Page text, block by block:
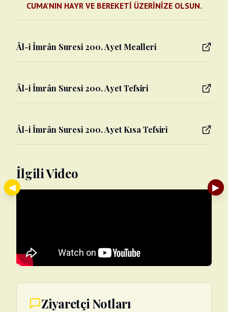
CUMA'NIN HAYR VE BEREKETİ ÜZERİNİZE OLSUN.
Âl-i İmrân Suresi 200. Ayet Mealleri
Âl-i İmrân Suresi 200. Ayet Tefsiri
Âl-i İmrân Suresi 200. Ayet Kısa Tefsiri
İlgili Video
Ziyaretçi Notları
◀ ▶